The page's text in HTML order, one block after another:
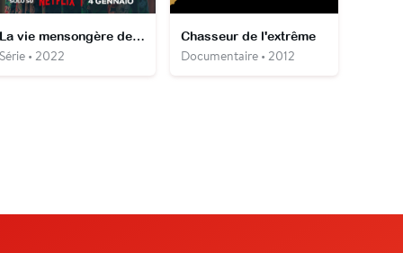
La vie mensongère des adultes
• 2022
Chasseur de l'extrême
Documentaire • 2012